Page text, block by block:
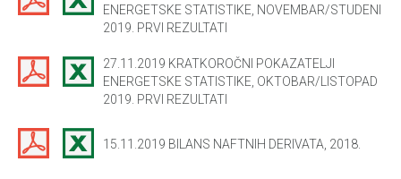
ENERGETSKE STATISTIKE, NOVEMBAR/STUDENI
2019. PRVI REZULTATI
27.11.2019 KRATKOROČNI POKAZATELJI
ENERGETSKE STATISTIKE, OKTOBAR/LISTOPAD
2019. PRVI REZULTATI
15.11.2019 BILANS NAFTNIH DERIVATA, 2018.